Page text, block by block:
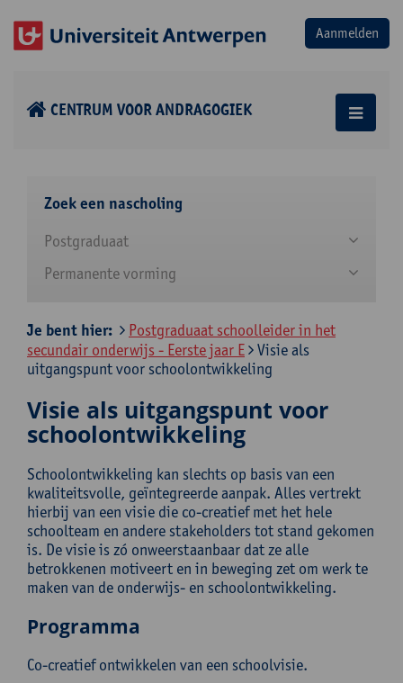
CENTRUM VOOR ANDRAGOGIEK
Zoek een nascholing
Postgraduaat
Permanente vorming
Je bent hier:
Postgraduaat schoolleider in het
secundair onderwijs - Eerste jaar E
Visie als
uitgangspunt voor schoolontwikkeling
Visie als uitgangspunt voor
schoolontwikkeling
Schoolontwikkeling kan slechts op basis van een
kwaliteitsvolle, geïntegreerde aanpak. Alles vertrekt
hierbij van een visie die co-creatief met het hele
schoolteam en andere stakeholders tot stand gekomen
is. De visie is zó onweerstaanbaar dat ze alle
betrokkenen motiveert en in beweging zet om werk te
maken van de onderwijs- en schoolontwikkeling.
Programma
Co-creatief ontwikkelen van een schoolvisie.